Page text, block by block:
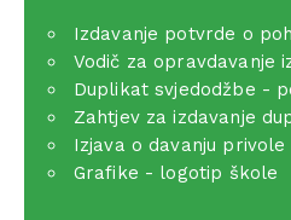
Izdavanje potvrde o
Vodič za opravdavanje
Duplikat svjedodžbe -
Zahtjev za izdavanje
Izjava o davanju privole
Grafike - logotip škole